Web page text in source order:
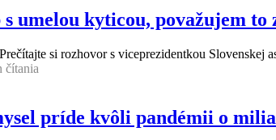
umelou kyticou, považujem to
si rozhovor s viceprezidentkou Slovenskej
čítania
príde kvôli pandémii o